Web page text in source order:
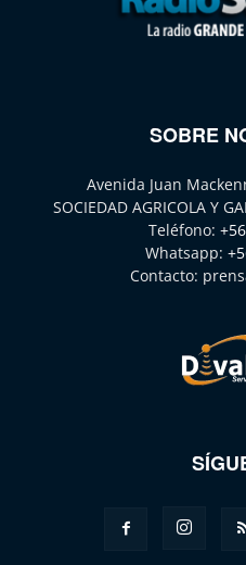
SOBRE
Avenida Juan
SOCIEDAD AGRICOLA Y
Teléfono:
Whatsapp:
Contacto: